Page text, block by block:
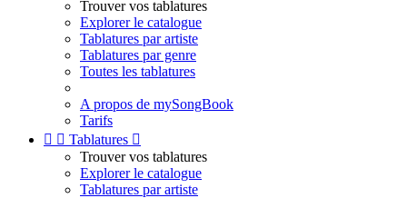
Trouver vos tablatures
Explorer le catalogue
Tablatures par artiste
Tablatures par genre
Toutes les tablatures
A propos de mySongBook
Tarifs
  Tablatures 
Trouver vos tablatures
Explorer le catalogue
Tablatures par artiste